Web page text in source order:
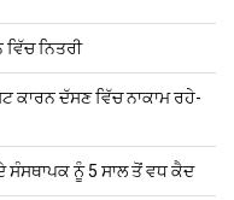
ਨਿਤਰੀ
ਕਾਰਨ ਦੱਸਣ ਵਿੱਚ ਨਾਕਾਮ ਰਹੇ-
ਸੰਸਥਾਪਕ ਨੂੰ 5 ਸਾਲ ਤੋਂ ਵਧ ਕੈਦ